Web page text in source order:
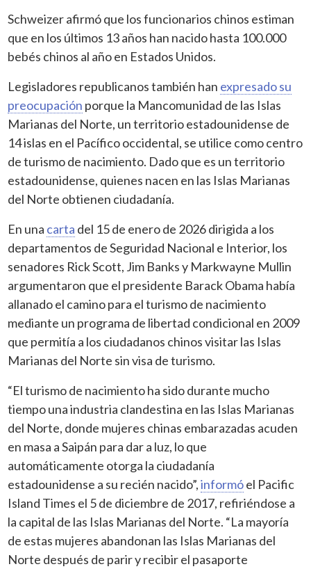
Schweizer afirmó que los funcionarios chinos estiman
que en los últimos 13 años han nacido hasta 100.000
bebés chinos al año en Estados Unidos.
Legisladores republicanos también han expresado su
preocupación porque la Mancomunidad de las Islas
Marianas del Norte, un territorio estadounidense de
14 islas en el Pacífico occidental, se utilice como centro
de turismo de nacimiento. Dado que es un territorio
estadounidense, quienes nacen en las Islas Marianas
del Norte obtienen ciudadanía.
En una carta del 15 de enero de 2026 dirigida a los
departamentos de Seguridad Nacional e Interior, los
senadores Rick Scott, Jim Banks y Markwayne Mullin
argumentaron que el presidente Barack Obama había
allanado el camino para el turismo de nacimiento
mediante un programa de libertad condicional en 2009
que permitía a los ciudadanos chinos visitar las Islas
Marianas del Norte sin visa de turismo.
“El turismo de nacimiento ha sido durante mucho
tiempo una industria clandestina en las Islas Marianas
del Norte, donde mujeres chinas embarazadas acuden
en masa a Saipán para dar a luz, lo que
automáticamente otorga la ciudadanía
estadounidense a su recién nacido”,informóel Pacific
Island Times el 5 de diciembre de 2017, refiriéndose a
la capital de las Islas Marianas del Norte. “La mayoría
de estas mujeres abandonan las Islas Marianas del
Norte después de parir y recibir el pasaporte